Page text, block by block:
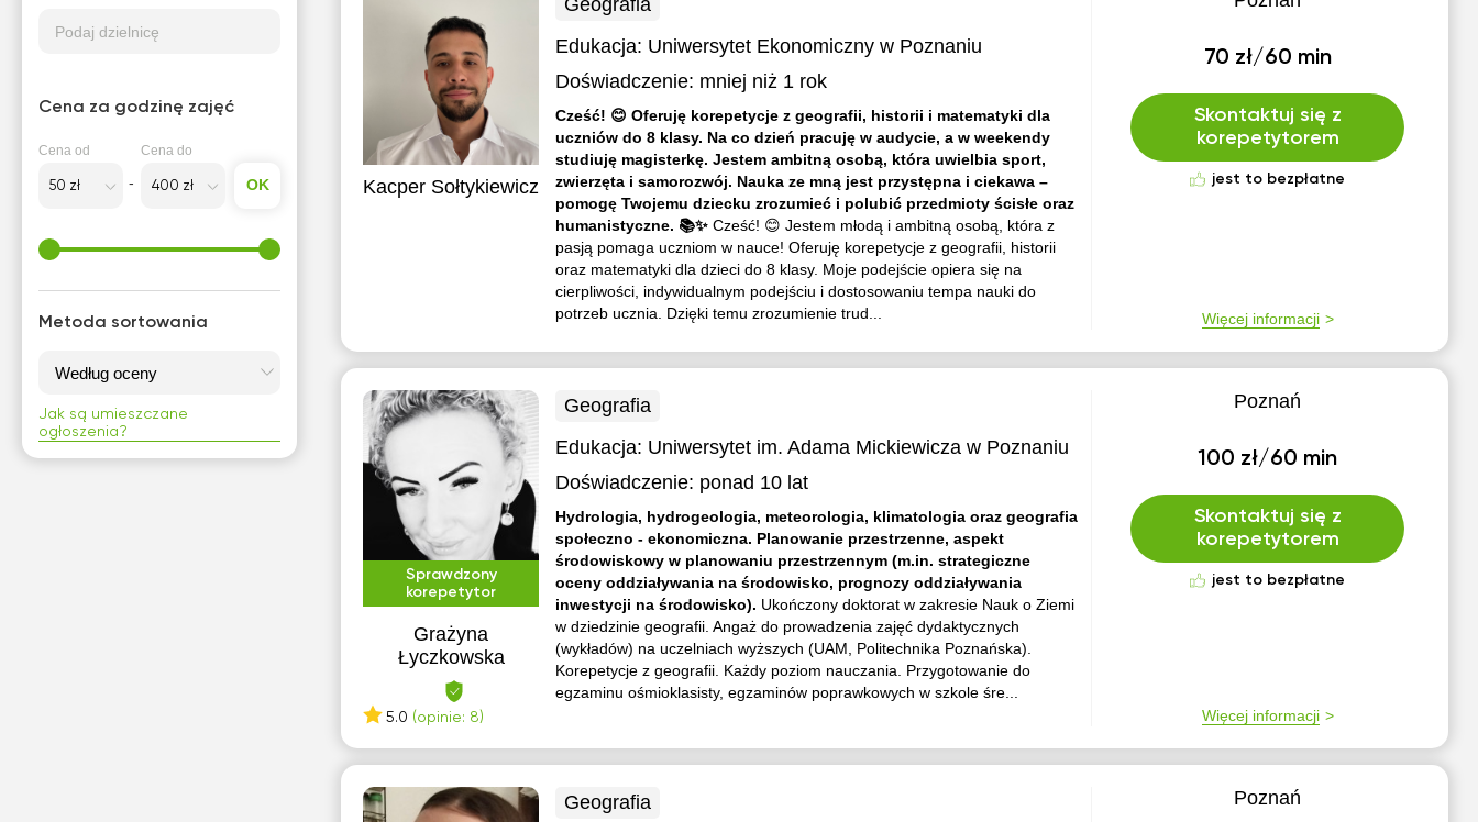
Kacper Sołtykiewicz
Geografia
Edukacja: Uniwersytet Ekonomiczny w Poznaniu
Doświadczenie: mniej niż 1 rok
Cześć! 😊 Oferuję korepetycje z geografii, historii i matematyki dla
uczniów do 8 klasy. Na co dzień pracuję w audycie, a w weekendy
studiuję magisterkę. Jestem ambitną osobą, która uwielbia sport,
zwierzęta i samorozwój. Nauka ze mną jest przystępna i ciekawa –
pomogę Twojemu dziecku zrozumieć i polubić przedmioty ścisłe oraz
humanistyczne. 📚✨Cześć! 😊 Jestem młodą i ambitną osobą, która z
pasją pomaga uczniom w nauce! Oferuję korepetycje z geografii, historii
oraz matematyki dla dzieci do 8 klasy. Moje podejście opiera się na
cierpliwości, indywidualnym podejściu i dostosowaniu tempa nauki do
potrzeb ucznia. Dzięki temu zrozumienie trud...
70 zł/60 min
Skontaktuj się z
korepetytorem
jest to bezpłatne
Więcej informacji
Sprawdzony
korepetytor
Grażyna
Łyczkowska
5.0 (opinie: 8)
Geografia
Edukacja: Uniwersytet im. Adama Mickiewicza w Poznaniu
Doświadczenie: ponad 10 lat
Hydrologia, hydrogeologia, meteorologia, klimatologia oraz geografia
społeczno - ekonomiczna. Planowanie przestrzenne, aspekt
środowiskowy w planowaniu przestrzennym (m.in. strategiczne
oceny oddziaływania na środowisko, prognozy oddziaływania
inwestycji na środowisko). Ukończony doktorat w zakresie Nauk o Ziemi
w dziedzinie geografii. Angaż do prowadzenia zajęć dydaktycznych
(wykładów) na uczelniach wyższych (UAM, Politechnika Poznańska).
Korepetycje z geografii. Każdy poziom nauczania. Przygotowanie do
egzaminu ośmioklasisty, egzaminów poprawkowych w szkole śre...
Poznań
100 zł/60 min
Skontaktuj się z
korepetytorem
jest to bezpłatne
Więcej informacji
Geografia
Poznań
Podaj dzielnicę
Cena za godzinę zajęć
Cena od Cena do
OK
Metoda sortowania
Jak są umieszczane
ogłoszenia?